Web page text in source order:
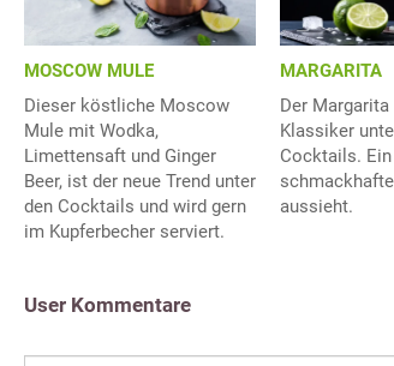
MOSCOW MULE
Dieser köstliche Moscow
Mule mit Wodka,
Limettensaft und Ginger
Beer, ist der neue Trend unter
den Cocktails und wird gern
im Kupferbecher serviert.
MARGARITA
Der
Klassiker
Cocktails. Ein
aussieht.
User Kommentare